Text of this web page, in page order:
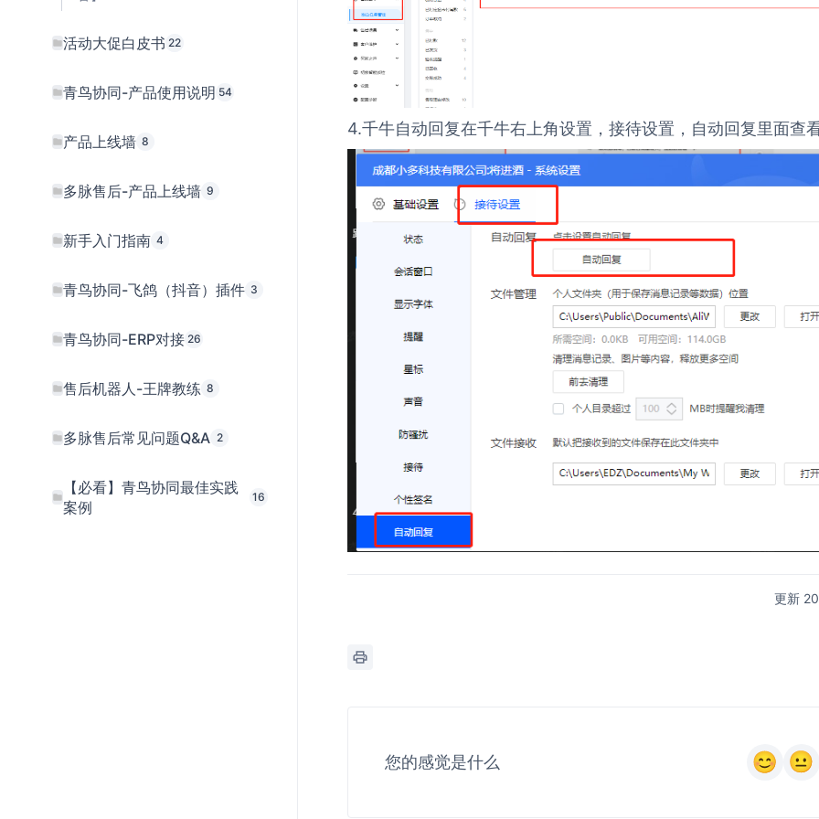
活动大促白皮书 22
青鸟协同-产品使用说明 54
产品上线墙 8
多脉售后-产品上线墙 9
新手入门指南 4
青鸟协同-飞鸽（抖音）插件 3
青鸟协同-ERP对接 26
售后机器人-王牌教练 8
多脉售后常见问题Q&A 2
【必看】青鸟协同最佳实践
案例
16
4.千牛自动回复在千牛右上角设置，接待设置，自动回复里面查
更新
您的感觉是什么